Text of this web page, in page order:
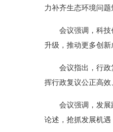
力补齐生态环境问
会议强调，科
升级，推动更多创
会议指出，行
挥行政复议公正高
会议强调，发
论述，抢抓发展机